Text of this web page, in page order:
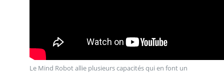
Le Mind Robot allie plusieurs capacités qui en font un